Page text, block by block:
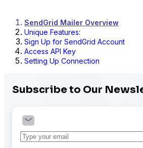
SendGrid Mailer Overview
Unique Features:
Sign Up for SendGrid Account
Access API Key
Setting Up Connection
Subscribe to Our